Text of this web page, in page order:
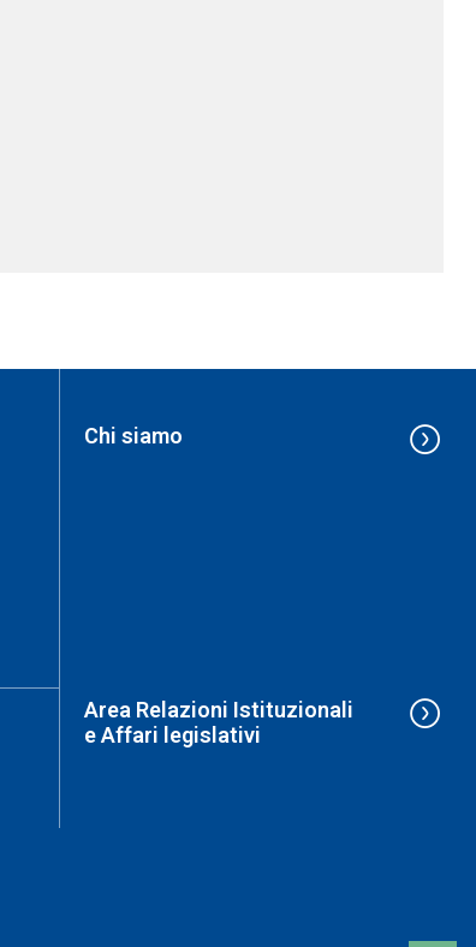
Chi siamo
Area Relazioni Istituzionali
e Affari legislativi